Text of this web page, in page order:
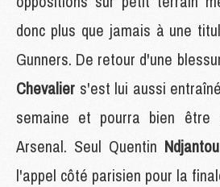
donc plus que jamais à une
Gunners. De retour d'une
Chevalier s'est lui aussi
semaine et pourra bien être
Arsenal. Seul Quentin Ndjantou
l'appel côté parisien pour la